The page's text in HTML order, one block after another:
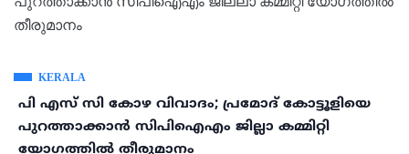
KERALA
പി എസ് സി കോഴ വിവാദം; പ്രമോദ് കോട്ടൂളിയെ
പുറത്താക്കാന്‍ സിപിഐഎം ജില്ലാ കമ്മിറ്റി
യോഗത്തില്‍ തീരുമാനം